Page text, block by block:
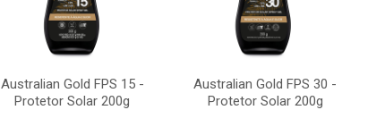
Australian Gold FPS 15 -
Protetor Solar 200g
Australian Gold FPS 30 -
Protetor Solar 200g